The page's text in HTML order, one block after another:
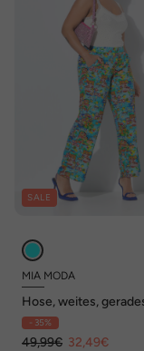
SALE
MIA MODA
Hose, weites,
Insel-Muster
- 35%
49,99€ 32,49€